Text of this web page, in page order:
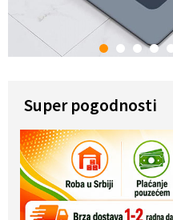
1 2 3 4 5
Super pogodnosti